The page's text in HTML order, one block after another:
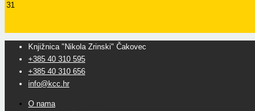
31
Knjižnica "Nikola Zrinski" Čakovec
+385 40 310 595
+385 40 310 656
info@kcc.hr
O nama